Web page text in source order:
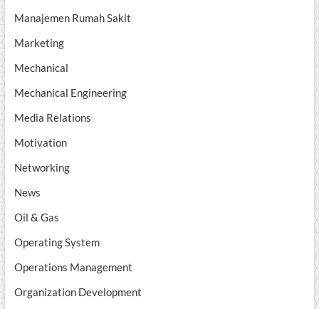
Manajemen Rumah Sakit
Marketing
Mechanical
Mechanical Engineering
Media Relations
Motivation
Networking
News
Oil & Gas
Operating System
Operations Management
Organization Development